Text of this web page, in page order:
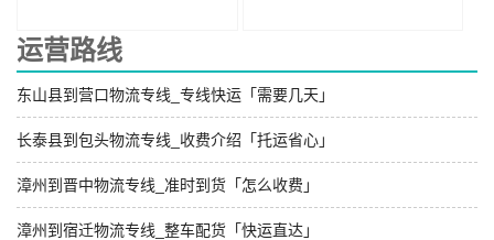
运营路线
东山县到营口物流专线_专线快运「需要几天」
长泰县到包头物流专线_收费介绍「托运省心」
漳州到晋中物流专线_准时到货「怎么收费」
漳州到宿迁物流专线_整车配货「快运直达」